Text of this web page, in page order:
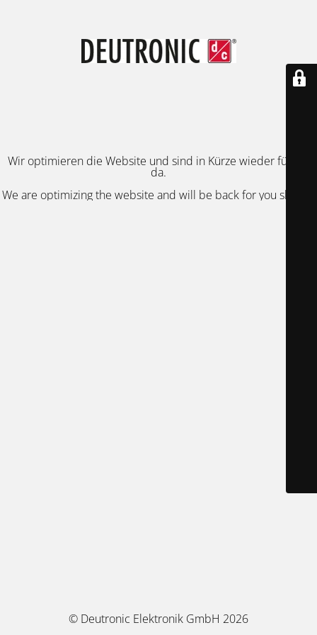
Wir optimieren die Website und sind in Kürze wieder für Sie
da.
We are optimizing the website and will be back for you shortly.
© Deutronic Elektronik GmbH 2026